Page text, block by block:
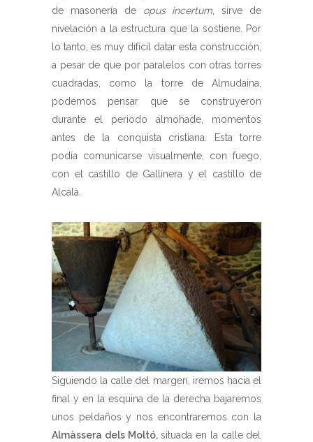
de masonería de opus incertum , sirve de
nivelación a la estructura que la sostiene. Por
lo tanto, es muy difícil datar esta construcción,
a pesar de que por paralelos con otras torres
cuadradas, como la torre de Almudaina,
podemos pensar que se construyeron
durante el periodo almohade, momentos
antes de la conquista cristiana. Esta torre
podía comunicarse visualmente, con fuego,
con el castillo de Gallinera y el castillo de
Alcalà.
Siguiendo la calle del margen, iremos hacia el
final y en la esquina de la derecha bajaremos
unos peldaños y nos encontraremos con la
Almàssera dels Moltó,situada en la calle del